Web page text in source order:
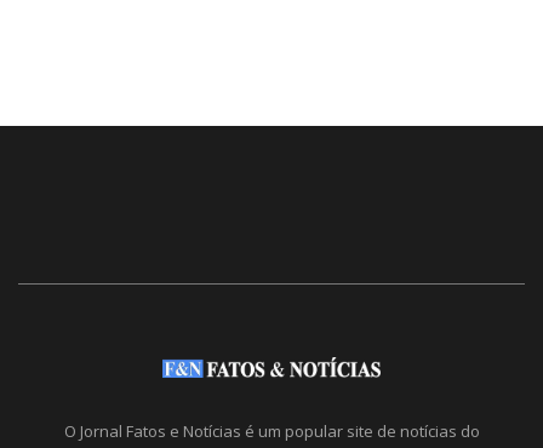
O Jornal Fatos e Notícias é um popular site de notícias do